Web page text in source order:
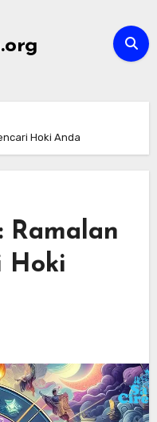
Hoki Anda
Ramalan
Hoki